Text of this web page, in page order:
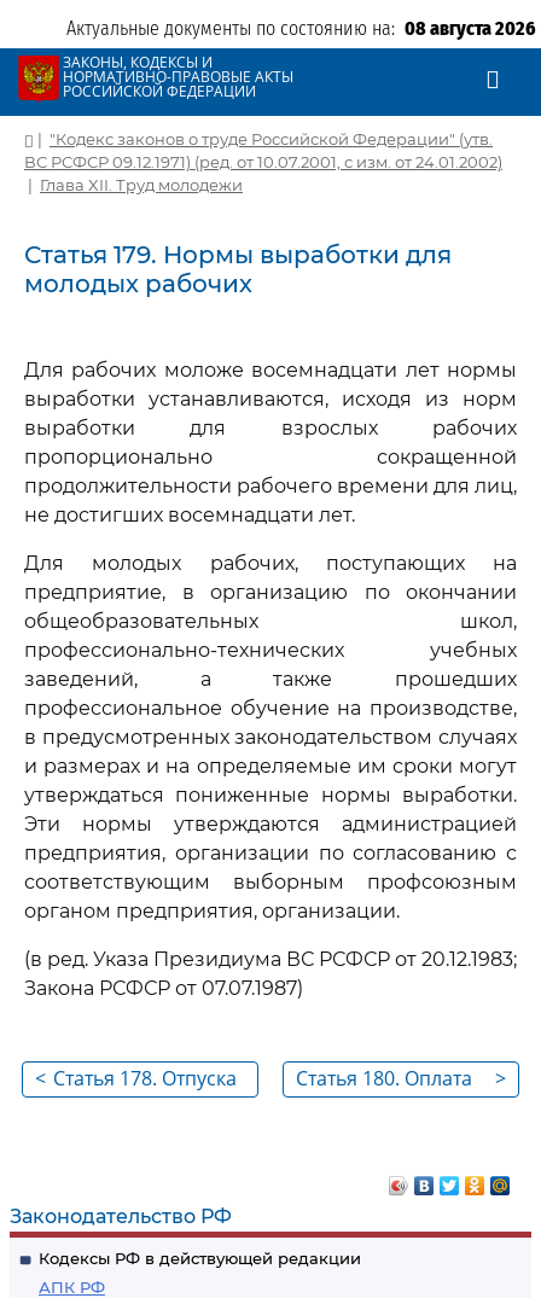
Актуальные документы по состоянию на: 08 августа 2026
ЗАКОНЫ, КОДЕКСЫ И
НОРМАТИВНО-ПРАВОВЫЕ АКТЫ
РОССИЙСКОЙ ФЕДЕРАЦИИ
Законодательство РФ
Кодексы РФ в действующей редакции
АПК РФ
| "Кодекс законов о труде Российской Федерации" (утв.
ВС РСФСР 09.12.1971) (ред. от 10.07.2001, с изм. от 24.01.2002)
| Глава XII. Труд молодежи
Статья 179. Нормы выработки для
молодых рабочих
Для рабочих моложе восемнадцати лет нормы
выработки устанавливаются, исходя из норм
выработки для взрослых рабочих
пропорционально сокращенной
продолжительности рабочего времени для лиц,
не достигших восемнадцати лет.
Для молодых рабочих, поступающих на
предприятие, в организацию по окончании
общеобразовательных школ,
профессионально-технических учебных
заведений, а также прошедших
профессиональное обучение на производстве,
в предусмотренных законодательством случаях
и размерах и на определяемые им сроки могут
утверждаться пониженные нормы выработки.
Эти нормы утверждаются администрацией
предприятия, организации по согласованию с
соответствующим выборным профсоюзным
органом предприятия, организации.
(в ред. Указа Президиума ВС РСФСР от 20.12.1983;
Закона РСФСР от 07.07.1987)
< Статья 178. Отпуска
>
Статья 180. Оплата
восемнадцати лет
при сокращенной
продолжительности
ежедневной работы